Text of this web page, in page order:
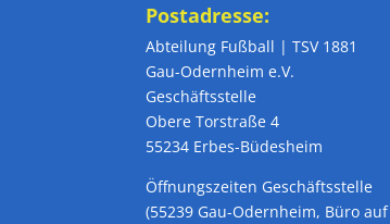
Postadresse:
Abteilung Fußball | TSV 1881
Gau-Odernheim e.V.
Geschäftsstelle
Obere Torstraße 4
55234 Erbes-Büdesheim
Öffnungszeiten Geschäftsstelle
(55239 Gau-Odernheim, Büro auf